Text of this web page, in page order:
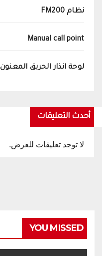
نظام FM200
Manual call point
لوحة انذار الحريق المعنون
أحدث التعليقات
لا توجد تعليقات للعرض.
YOU MISSED